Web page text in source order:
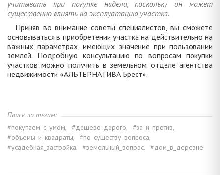
учитывать при покупке надела, поскольку он может
существенно влиять на эксплуатацию участка.
Приняв во внимание советы специалистов, вы сможете
основываться в приобретении участка на действительно на
важных параметрах, имеющих значение при пользовании
землей. Подробную консультацию по вопросам покупки
участков можно получить в земельном отделе агентства
недвижимости «АЛЬТЕРНАТИВА Брест».
Поиск по тегам:
#покупаем_с_умом,
#дешево_дорого,
#за_и_против,
#объемы_и_квадраты,
#по_существу_вопроса,
#усадебная_застройка,
#земельный_вопрос, #дом_в_деревне